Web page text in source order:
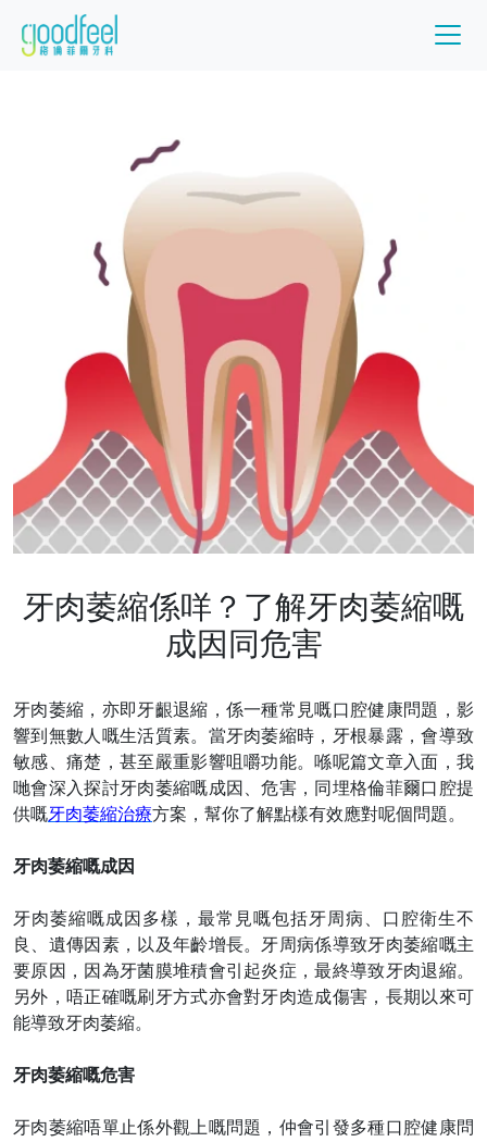
牙肉萎縮係咩？了解牙肉萎縮嘅
成因同危害
牙肉萎縮，亦即牙齦退縮，係一種常見嘅口腔健康問題，影
響到無數人嘅生活質素。當牙肉萎縮時，牙根暴露，會導致
敏感、痛楚，甚至嚴重影響咀嚼功能。喺呢篇文章入面，我
哋會深入探討牙肉萎縮嘅成因、危害，同埋格倫菲爾口腔提
供嘅牙肉萎縮治療方案，幫你了解點樣有效應對呢個問題。
牙肉萎縮嘅成因
牙肉萎縮嘅成因多樣，最常見嘅包括牙周病、口腔衛生不
良、遺傳因素，以及年齡增長。牙周病係導致牙肉萎縮嘅主
要原因，因為牙菌膜堆積會引起炎症，最終導致牙肉退縮。
另外，唔正確嘅刷牙方式亦會對牙肉造成傷害，長期以來可
能導致牙肉萎縮。
牙肉萎縮嘅危害
牙肉萎縮唔單止係外觀上嘅問題，仲會引發多種口腔健康問